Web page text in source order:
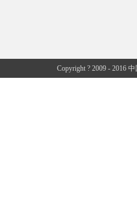
Copyright ? 2009 - 2016